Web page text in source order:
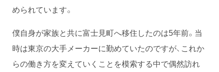
められています。
僕自身が家族と共に富士見町へ移住したのは5年前。当
時は東京の大手メーカーに勤めていたのですが、これか
らの働き方を変えていくことを模索する中で偶然訪れ